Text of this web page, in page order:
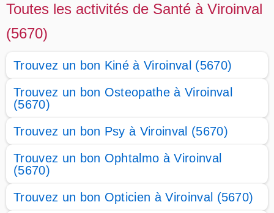
Toutes les activités de Santé à Viroinval
(5670)
Trouvez un bon Kiné à Viroinval (5670)
Trouvez un bon Osteopathe à Viroinval
(5670)
Trouvez un bon Psy à Viroinval (5670)
Trouvez un bon Ophtalmo à Viroinval
(5670)
Trouvez un bon Opticien à Viroinval (5670)